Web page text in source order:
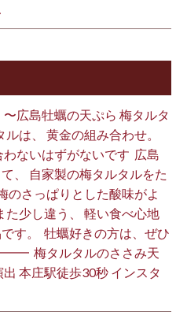
〜広島牡蠣の天ぷら 梅タルタ
は、 黄金の組み合わせ。
ないはずがないです ⁡ 広島
、 自家製の梅タルタルをた
のさっぱりとした酸味がよ
た少し違う、 軽い食べ心地
す。 ⁡ 牡蠣好きの方は、ぜひ
タルタルのささみ天
本庄駅徒歩30秒 インスタ